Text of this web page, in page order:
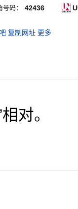
号码： 42436
复制网址 更多
对。